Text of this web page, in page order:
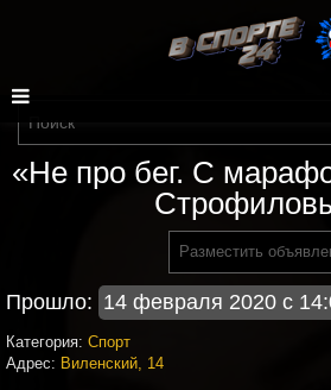
«Не про бег. С
Разместить
Прошло: 14 февраля 2020 с
Категория: Спорт
Адрес: Виленский, 14